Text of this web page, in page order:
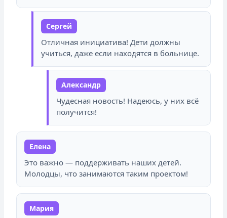
Сергей
Отличная инициатива! Дети должны
учиться, даже если находятся в больнице.
Александр
Чудесная новость! Надеюсь, у них всё
получится!
Елена
Это важно — поддерживать наших детей.
Молодцы, что занимаются таким проектом!
Мария